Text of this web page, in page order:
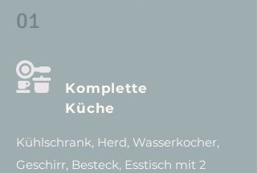
01

Komplette
Küche
Kühlschrank, Herd, Wasserkocher,
Geschirr, Besteck, Esstisch mit 2